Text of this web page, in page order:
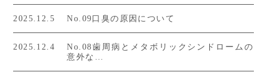
2025.12.5 No.09口臭の原因について
2025.12.4
No.08歯周病とメタボリックシンドロームの
意外な…